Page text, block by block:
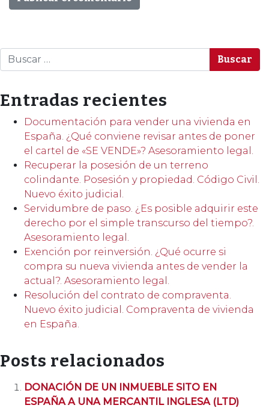
Buscar
Entradas recientes
Documentación para vender una vivienda en
España. ¿Qué conviene revisar antes de poner
el cartel de «SE VENDE»? Asesoramiento legal.
Recuperar la posesión de un terreno
colindante. Posesión y propiedad. Código Civil.
Nuevo éxito judicial.
Servidumbre de paso. ¿Es posible adquirir este
derecho por el simple transcurso del tiempo?.
Asesoramiento legal.
Exención por reinversión. ¿Qué ocurre si
compra su nueva vivienda antes de vender la
actual?. Asesoramiento legal.
Resolución del contrato de compraventa.
Nuevo éxito judicial. Compraventa de vivienda
en España.
Posts relacionados
DONACIÓN DE UN INMUEBLE SITO EN
ESPAÑA A UNA MERCANTIL INGLESA (LTD)